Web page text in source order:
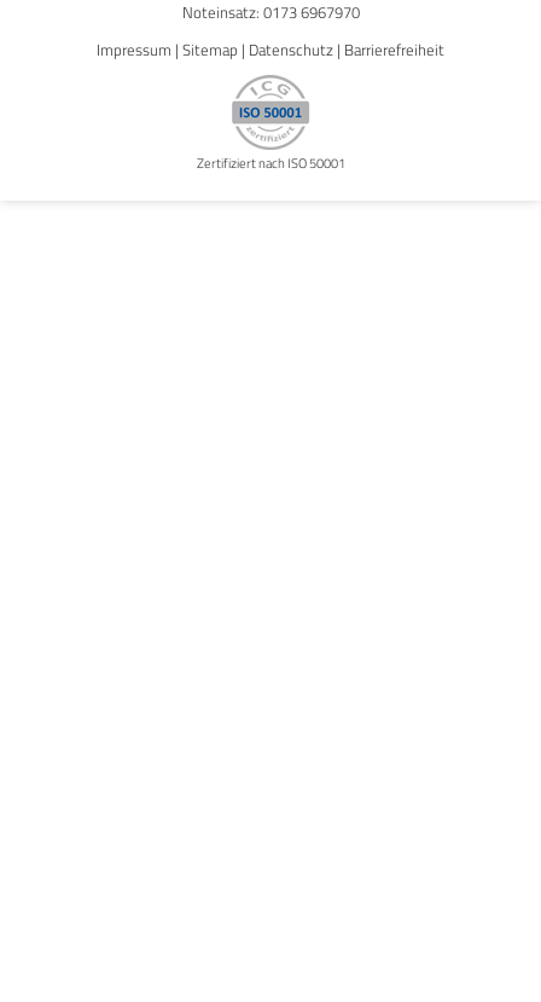
Noteinsatz: 0173 6967970
Impressum | Sitemap | Datenschutz | Barrierefreiheit
Zertifiziert nach ISO 50001